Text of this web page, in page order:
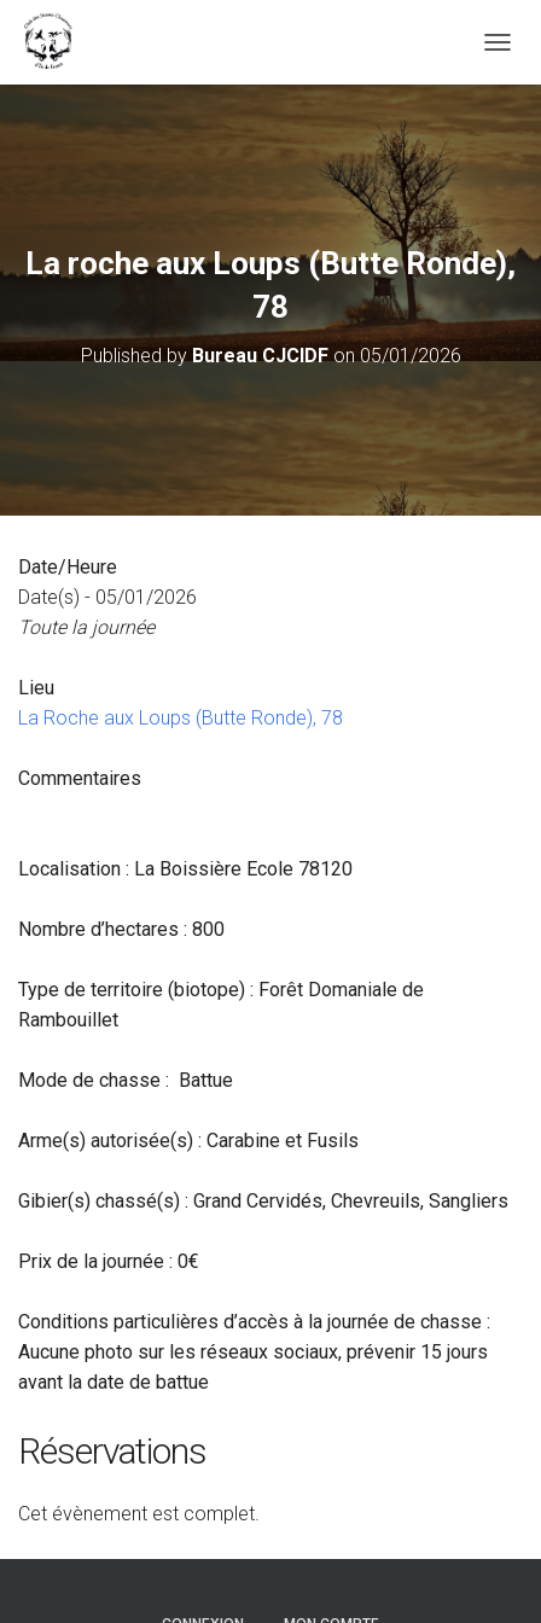
La roche aux Loups (Butte Ronde),
78
Published byBureau CJCIDFon05/01/2026
Date/Heure
Date(s) - 05/01/2026
Toute la journée
Lieu
La Roche aux Loups (Butte Ronde), 78
Commentaires
Localisation : La Boissière Ecole 78120
Nombre d’hectares : 800
Type de territoire (biotope) : Forêt Domaniale de
Rambouillet
Mode de chasse : Battue
Arme(s) autorisée(s) : Carabine et Fusils
Gibier(s) chassé(s) : Grand Cervidés, Chevreuils, Sangliers
Prix de la journée : 0€
Conditions particulières d’accès à la journée de chasse :
Aucune photo sur les réseaux sociaux, prévenir 15 jours
avant la date de battue
Réservations
Cet évènement est complet.